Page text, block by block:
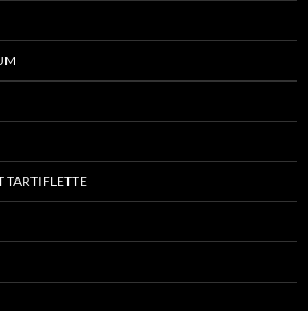
TARTIFLETTE